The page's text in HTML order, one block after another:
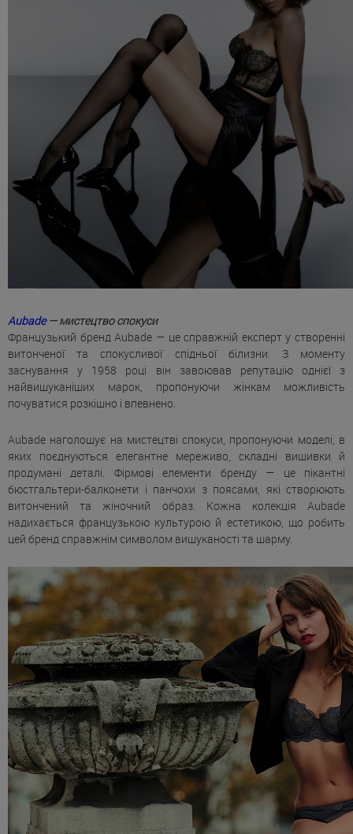
Aubade— мистецтво спокуси
Французький бренд Aubade — це справжній експерт у створенні
витонченої та спокусливої ​​спідньої білизни. З моменту
заснування у 1958 році він завоював репутацію однієї з
найвишуканіших марок, пропонуючи жінкам можливість
почуватися розкішно і впевнено.
Aubade наголошує на мистецтві спокуси, пропонуючи моделі, в
яких поєднуються елегантне мереживо, складні вишивки й
продумані деталі. Фірмові елементи бренду — це пікантні
бюстгальтери-балконети і панчохи з поясами, які створюють
витончений та жіночний образ. Кожна колекція Aubade
надихається французькою культурою й естетикою, що робить
цей бренд справжнім символом вишуканості та шарму.